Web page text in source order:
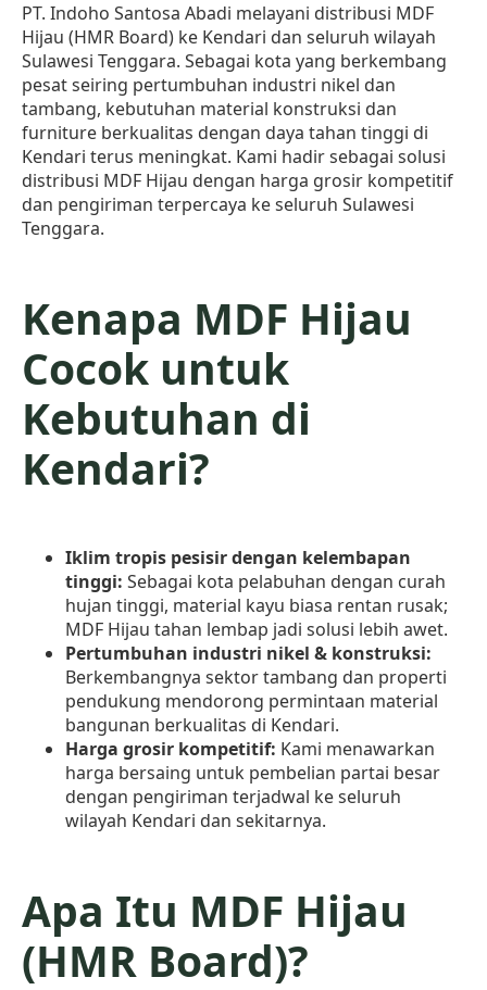
PT. Indoho Santosa Abadi melayani distribusi MDF
Hijau (HMR Board) ke Kendari dan seluruh wilayah
Sulawesi Tenggara. Sebagai kota yang berkembang
pesat seiring pertumbuhan industri nikel dan
tambang, kebutuhan material konstruksi dan
furniture berkualitas dengan daya tahan tinggi di
Kendari terus meningkat. Kami hadir sebagai solusi
distribusi MDF Hijau dengan harga grosir kompetitif
dan pengiriman terpercaya ke seluruh Sulawesi
Tenggara.
Kenapa MDF Hijau
Cocok untuk
Kebutuhan di
Kendari?
Iklim tropis pesisir dengan kelembapan
tinggi: Sebagai kota pelabuhan dengan curah
hujan tinggi, material kayu biasa rentan rusak;
MDF Hijau tahan lembap jadi solusi lebih awet.
Pertumbuhan industri nikel & konstruksi:
Berkembangnya sektor tambang dan properti
pendukung mendorong permintaan material
bangunan berkualitas di Kendari.
Harga grosir kompetitif: Kami menawarkan
harga bersaing untuk pembelian partai besar
dengan pengiriman terjadwal ke seluruh
wilayah Kendari dan sekitarnya.
Apa Itu MDF Hijau
(HMR Board)?